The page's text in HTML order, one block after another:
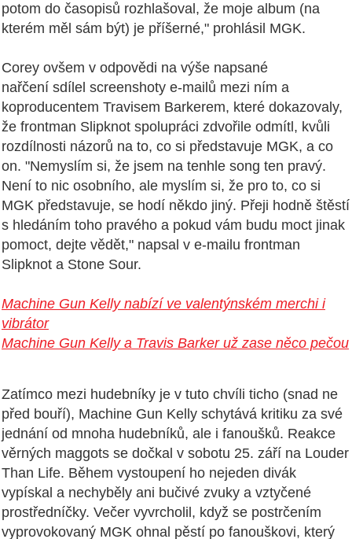
potom do časopisů rozhlašoval, že moje album (na
kterém měl sám být) je příšerné," prohlásil MGK.
Corey ovšem v odpovědi na výše napsané
nařčení sdílel screenshoty e-mailů mezi ním a
koproducentem Travisem Barkerem, které dokazovaly,
že frontman Slipknot spolupráci zdvořile odmítl, kvůli
rozdílnosti názorů na to, co si představuje MGK, a co
on. "Nemyslím si, že jsem na tenhle song ten pravý.
Není to nic osobního, ale myslím si, že pro to, co si
MGK představuje, se hodí někdo jiný. Přeji hodně štěstí
s hledáním toho pravého a pokud vám budu moct jinak
pomoct, dejte vědět," napsal v e-mailu frontman
Slipknot a Stone Sour.
Machine Gun Kelly nabízí ve valentýnském merchi i
vibrátor
Machine Gun Kelly a Travis Barker už zase něco pečou
Zatímco mezi hudebníky je v tuto chvíli ticho (snad ne
před bouří), Machine Gun Kelly schytává kritiku za své
jednání od mnoha hudebníků, ale i fanoušků. Reakce
věrných maggots se dočkal v sobotu 25. září na Louder
Than Life. Během vystoupení ho nejeden divák
vypískal a nechyběly ani bučivé zvuky a vztyčené
prostředníčky. Večer vyvrcholil, když se postrčením
vyprovokovaný MGK ohnal pěstí po fanouškovi, který